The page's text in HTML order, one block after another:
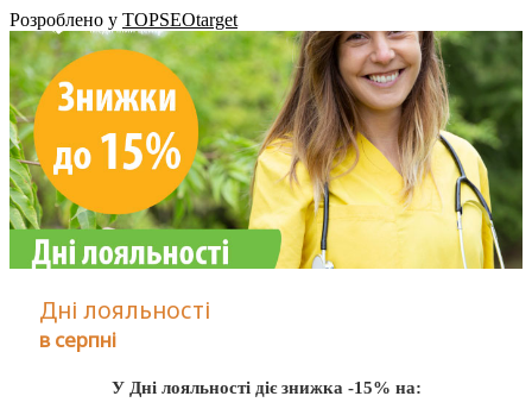
Розроблено у TOPSEOtarget
Дні лояльності
в серпні
У Дні лояльності діє знижка -15% на: